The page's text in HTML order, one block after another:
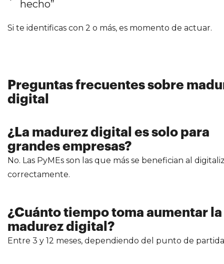
hecho”
Si te identificas con 2 o más, es momento de actuar.
Preguntas frecuentes sobre
digital
¿La madurez digital es solo para
grandes empresas?
No. Las PyMEs son las que más se benefician al
correctamente.
¿Cuánto tiempo toma aumentar la
madurez digital?
Entre 3 y 12 meses, dependiendo del punto de